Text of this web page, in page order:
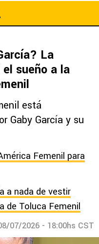
La
sueño a la
está
Gaby García y su
Femenil para
a nada de vestir
de Toluca Femenil
07/2026 - 18:00hs CST